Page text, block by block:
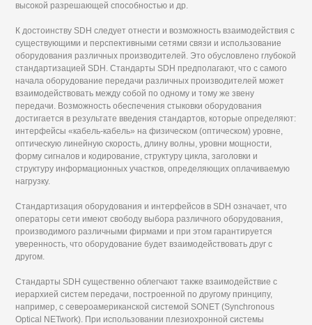
высокой разрешающей способностью и др.
К достоинству SDH следует отнести и возможность взаимодействия с
существующими и перспективными сетями связи и использование
оборудования различных производителей. Это обусловлено глубокой
стандартизацией SDH. Стандарты SDH предполагают, что с самого
начала оборудование передачи различных производителей может
взаимодействовать между собой по одному и тому же звену
передачи. Возможность обеспечения стыковки оборудования
достигается в результате введения стандартов, которые определяют:
интерфейсы «кабель-кабель» на физическом (оптическом) уровне,
оптическую линейную скорость, длину волны, уровни мощности,
форму сигналов и кодирование, структуру цикла, заголовки и
структуру информационных участков, определяющих оплачиваемую
нагрузку.
Стандартизация оборудования и интерфейсов в SDH означает, что
операторы сети имеют свободу выбора различного оборудования,
производимого различными фирмами и при этом гарантируется
уверенность, что оборудование будет взаимодействовать друг с
другом.
Стандарты SDH существенно облегчают также взаимодействие с
иерархией систем передачи, построенной по другому принципу,
например, с североамериканской системой SONET (Synchronous
Optical NETwork). При использовании плезиохронной системы